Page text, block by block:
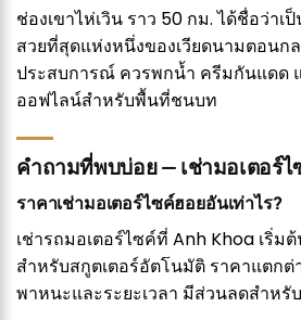
ช่องเขาไห่เวิน ราว 50 กม. ได้ชื่อว่าเ
สวยที่สุดแห่งหนึ่งของเวียดนามตอนก
ประสบการณ์ ควรพกน้ำ ครีมกันแดด
ออฟไลน์สำหรับพื้นที่ชนบท
คำถามที่พบบ่อย — เช่ามอเตอร์
ราคาเช่ามอเตอร์ไซค์ฮอยอันเท่าไร?
เช่ารถมอเตอร์ไซค์ที่ Anh Khoa เริ่ม
สำหรับสกูตเตอร์อัตโนมัติ ราคาแตก
พาหนะและระยะเวลา มีส่วนลดสำหรั